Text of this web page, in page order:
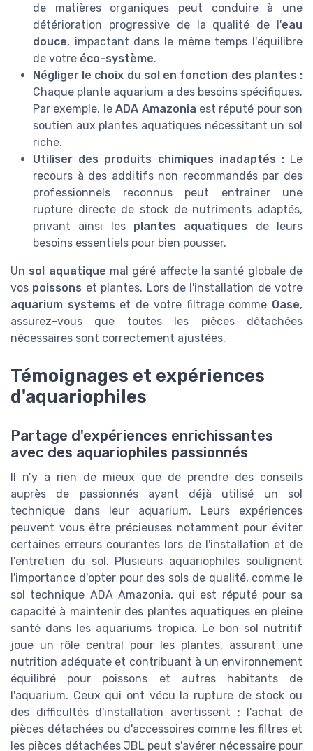
de matières organiques peut conduire à une
détérioration progressive de la qualité de l'eau
douce, impactant dans le même temps l'équilibre
de votre éco-système.
Négliger le choix du sol en fonction des plantes :
Chaque plante aquarium a des besoins spécifiques.
Par exemple, leADA Amazonia est réputé pour son
soutien aux plantes aquatiques nécessitant un sol
riche.
Utiliser des produits chimiques inadaptés :Le
recours à des additifs non recommandés par des
professionnels reconnus peut entraîner une
rupture directe de stock de nutriments adaptés,
privant ainsi les plantes aquatiques de leurs
besoins essentiels pour bien pousser.
Un sol aquatique mal géré affecte la santé globale de
vos poissons et plantes. Lors de l'installation de votre
aquarium systems et de votre filtrage comme Oase,
assurez-vous que toutes les pièces détachées
nécessaires sont correctement ajustées.
Témoignages et expériences
d'aquariophiles
Partage d'expériences enrichissantes
avec des aquariophiles passionnés
Il n’y a rien de mieux que de prendre des conseils
auprès de passionnés ayant déjà utilisé un sol
technique dans leur aquarium. Leurs expériences
peuvent vous être précieuses notamment pour éviter
certaines erreurs courantes lors de l'installation et de
l'entretien du sol. Plusieurs aquariophiles soulignent
l'importance d'opter pour des sols de qualité, comme le
sol technique ADA Amazonia, qui est réputé pour sa
capacité à maintenir des plantes aquatiques en pleine
santé dans les aquariums tropica. Le bon sol nutritif
joue un rôle central pour les plantes, assurant une
nutrition adéquate et contribuant à un environnement
équilibré pour poissons et autres habitants de
l'aquarium. Ceux qui ont vécu la rupture de stock ou
des difficultés d'installation avertissent : l'achat de
pièces détachées ou d'accessoires comme les filtres et
les pièces détachées JBL peut s'avérer nécessaire pour